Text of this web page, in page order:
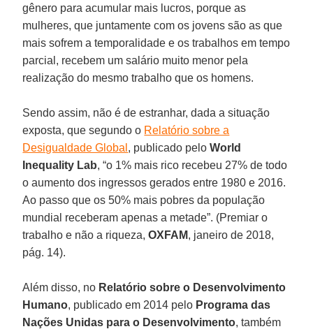
gênero para acumular mais lucros, porque as
mulheres, que juntamente com os jovens são as que
mais sofrem a temporalidade e os trabalhos em tempo
parcial, recebem um salário muito menor pela
realização do mesmo trabalho que os homens.
Sendo assim, não é de estranhar, dada a situação
exposta, que segundo o Relatório sobre a
Desigualdade Global , publicado peloWorld
Inequality Lab, “o 1% mais rico recebeu 27% de todo
o aumento dos ingressos gerados entre 1980 e 2016.
Ao passo que os 50% mais pobres da população
mundial receberam apenas a metade”. (Premiar o
trabalho e não a riqueza,OXFAM, janeiro de 2018,
pág. 14).
Além disso, no Relatório sobre o Desenvolvimento
Humano, publicado em 2014 pelo Programa das
Nações Unidas para o Desenvolvimento, também